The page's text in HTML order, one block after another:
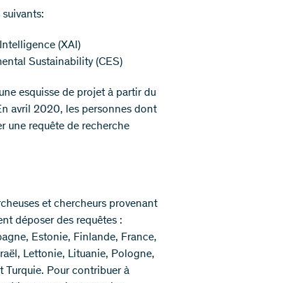
(XAI)
Sustainability (CES)
esquisse de projet à partir du
avril 2020, les personnes dont
une requête de recherche
et chercheurs provenant
déposer des requêtes :
Estonie, Finlande, France,
Lettonie, Lituanie, Pologne,
Turquie. Pour contribuer à